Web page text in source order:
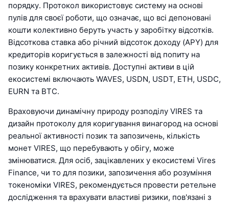
порядку. Протокол використовує систему на основі
пулів для своєї роботи, що означає, що всі депоновані
кошти колективно беруть участь у заробітку відсотків.
Відсоткова ставка або річний відсоток доходу (APY) для
кредиторів коригується в залежності від попиту на
позику конкретних активів. Доступні активи в цій
екосистемі включають WAVES, USDN, USDT, ETH, USDC,
EURN та BTC.
Враховуючи динамічну природу розподілу VIRES та
дизайн протоколу для коригування винагород на основі
реальної активності позик та запозичень, кількість
монет VIRES, що перебувають у обігу, може
змінюватися. Для осіб, зацікавлених у екосистемі Vires
Finance, чи то для позики, запозичення або розуміння
токеноміки VIRES, рекомендується провести ретельне
дослідження та врахувати властиві ризики, пов'язані з